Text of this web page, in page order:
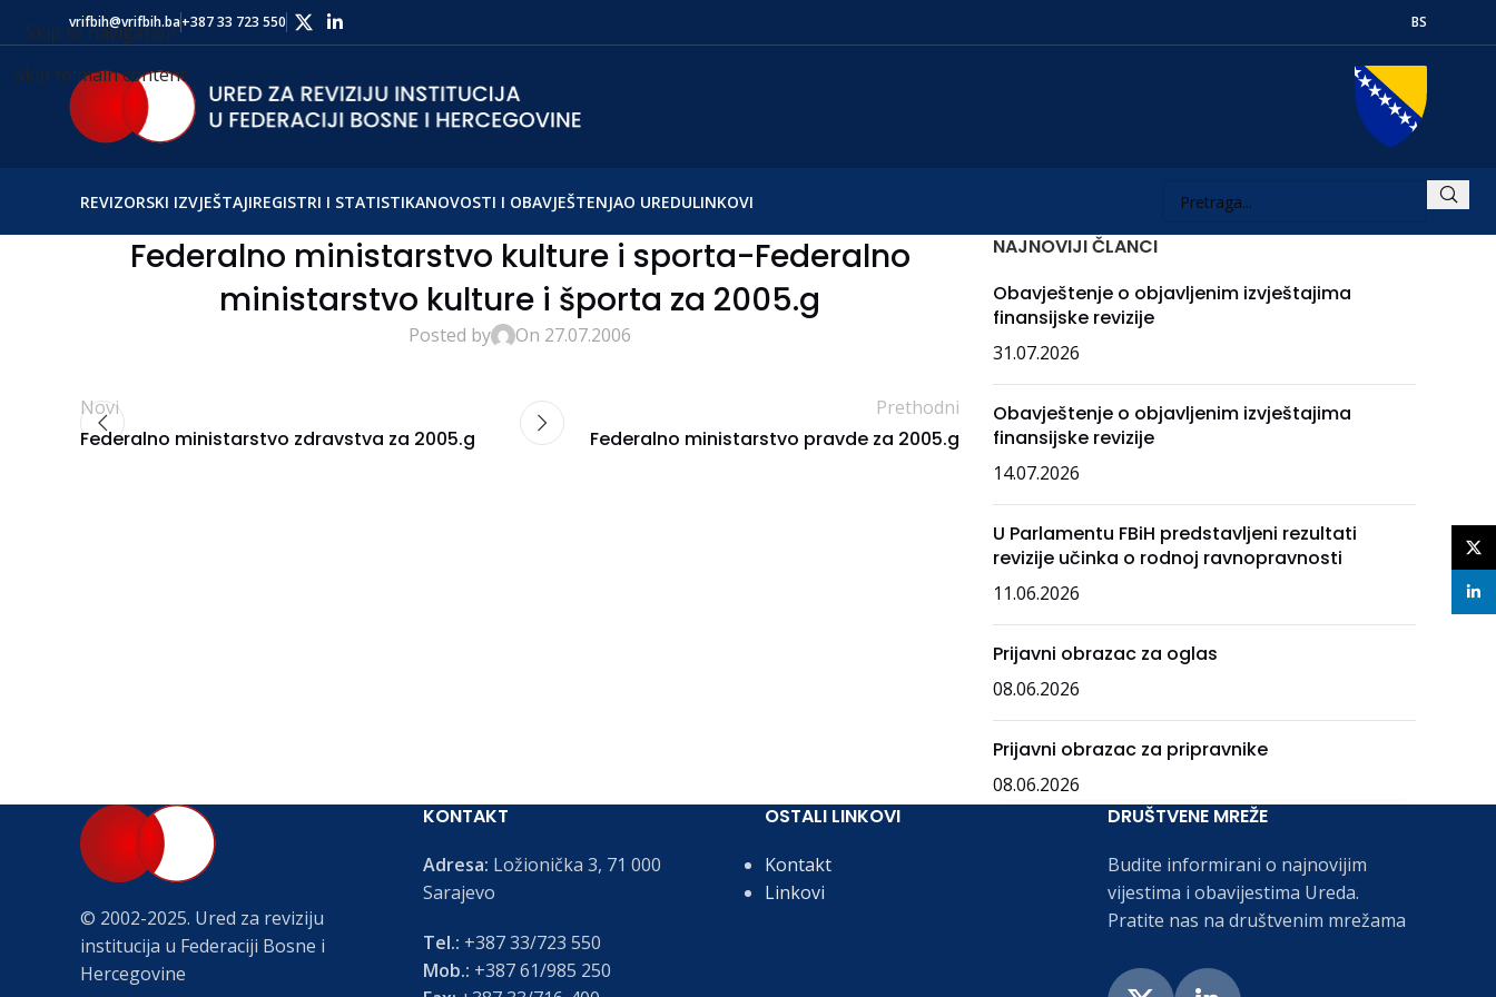
Skip to navigation
Skip to main content
vrifbih@vrifbih.ba+387 33 723 550 BS
REVIZORSKI IZVJEŠTAJIREGISTRI I STATISTIKANOVOSTI I OBAVJEŠTENJAO UREDULINKOVI
Federalno ministarstvo kulture i sporta-Federalno
ministarstvo kulture i športa za 2005.g
Posted by On 27.07.2006
Novi
Federalno ministarstvo zdravstva za 2005.g
Prethodni
Federalno ministarstvo pravde za 2005.g
NAJNOVIJI ČLANCI
Obavještenje o objavljenim izvještajima
finansijske revizije
31.07.2026
Obavještenje o objavljenim izvještajima
finansijske revizije
14.07.2026
U Parlamentu FBiH predstavljeni rezultati
revizije učinka o rodnoj ravnopravnosti
11.06.2026
Prijavni obrazac za oglas
08.06.2026
Prijavni obrazac za pripravnike
08.06.2026
© 2002-2025. Ured za reviziju
institucija u Federaciji Bosne i
Hercegovine
KONTAKT
Adresa: Ložionička 3, 71 000
Sarajevo
Tel.: +387 33/723 550
Mob.: +387 61/985 250
OSTALI LINKOVI
Kontakt
Linkovi
DRUŠTVENE MREŽE
Budite informirani o najnovijim
vijestima i obavijestima Ureda.
Pratite nas na društvenim mrežama